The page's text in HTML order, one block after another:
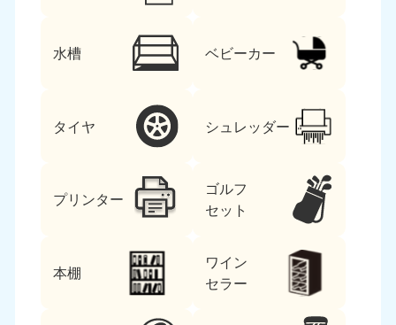
水槽 ベビーカー
タイヤ シュレッダー
プリンター
ゴルフ
セット
本棚
ワイン
セラー